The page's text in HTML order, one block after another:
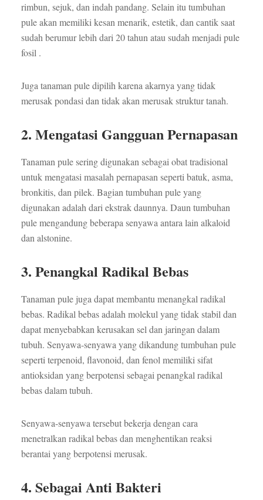
rimbun, sejuk, dan indah pandang. Selain itu tumbuhan
pule akan memiliki kesan menarik, estetik, dan cantik saat
sudah berumur lebih dari 20 tahun atau sudah menjadi pule
fosil .
Juga tanaman pule dipilih karena akarnya yang tidak
merusak pondasi dan tidak akan merusak struktur tanah.
2. Mengatasi Gangguan Pernapasan
Tanaman pule sering digunakan sebagai obat tradisional
untuk mengatasi masalah pernapasan seperti batuk, asma,
bronkitis, dan pilek. Bagian tumbuhan pule yang
digunakan adalah dari ekstrak daunnya. Daun tumbuhan
pule mengandung beberapa senyawa antara lain alkaloid
dan alstonine.
3. Penangkal Radikal Bebas
Tanaman pule juga dapat membantu menangkal radikal
bebas. Radikal bebas adalah molekul yang tidak stabil dan
dapat menyebabkan kerusakan sel dan jaringan dalam
tubuh. Senyawa-senyawa yang dikandung tumbuhan pule
seperti terpenoid, flavonoid, dan fenol memiliki sifat
antioksidan yang berpotensi sebagai penangkal radikal
bebas dalam tubuh.
Senyawa-senyawa tersebut bekerja dengan cara
menetralkan radikal bebas dan menghentikan reaksi
berantai yang berpotensi merusak.
4. Sebagai Anti Bakteri